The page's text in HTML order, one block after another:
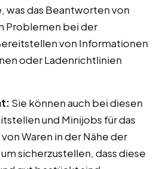
was das Beantworten von
Problemen bei der
von Informationen
oder Ladenrichtlinien
Sie können auch bei diesen
und Minijobs für das
Waren in der Nähe der
sicherzustellen, dass diese